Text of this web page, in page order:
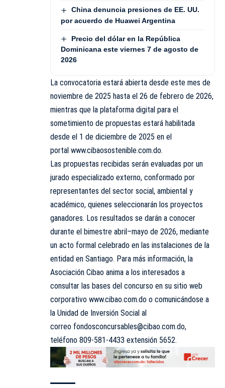
China denuncia presiones de EE. UU.
por acuerdo de Huawei Argentina
Precio del dólar en la República
Dominicana este viernes 7 de agosto de
2026
La convocatoria estará abierta desde este mes de
noviembre de 2025 hasta el 26 de febrero de 2026,
mientras que la plataforma digital para el
sometimiento de propuestas estará habilitada
desde el 1 de diciembre de 2025 en el
portal www.cibaosostenible.com.do.
Las propuestas recibidas serán evaluadas por un
jurado especializado externo, conformado por
representantes del sector social, ambiental y
académico, quienes seleccionarán los proyectos
ganadores. Los resultados se darán a conocer
durante el bimestre abril–mayo de 2026, mediante
un acto formal celebrado en las instalaciones de la
entidad en Santiago. Para más información, la
Asociación Cibao anima a los interesados a
consultar las bases del concurso en su sitio web
corporativo www.cibao.com.do o comunicándose a
la Unidad de Inversión Social al
correo fondosconcursables@cibao.com.do,
teléfono 809-581-4433 extensión 5652.